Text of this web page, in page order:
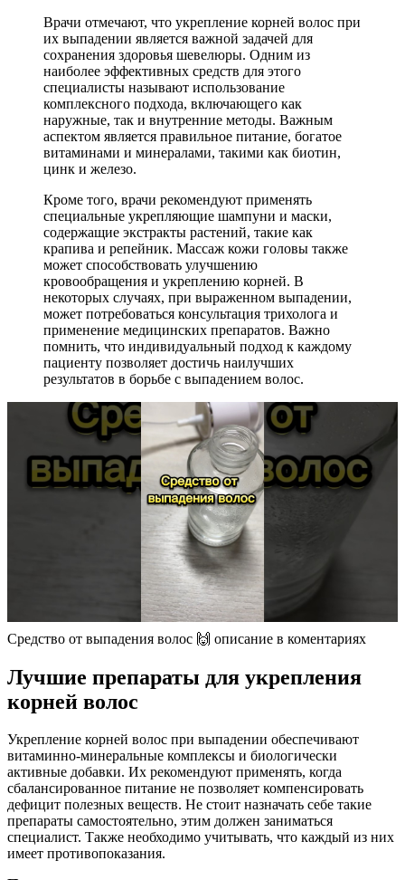
Врачи отмечают, что укрепление корней волос при
их выпадении является важной задачей для
сохранения здоровья шевелюры. Одним из
наиболее эффективных средств для этого
специалисты называют использование
комплексного подхода, включающего как
наружные, так и внутренние методы. Важным
аспектом является правильное питание, богатое
витаминами и минералами, такими как биотин,
цинк и железо.
Кроме того, врачи рекомендуют применять
специальные укрепляющие шампуни и маски,
содержащие экстракты растений, такие как
крапива и репейник. Массаж кожи головы также
может способствовать улучшению
кровообращения и укреплению корней. В
некоторых случаях, при выраженном выпадении,
может потребоваться консультация трихолога и
применение медицинских препаратов. Важно
помнить, что индивидуальный подход к каждому
пациенту позволяет достичь наилучших
результатов в борьбе с выпадением волос.
Средство от выпадения волос 🙌 описание в коментариях
Лучшие препараты для укрепления
корней волос
Укрепление корней волос при выпадении обеспечивают
витаминно-минеральные комплексы и биологически
активные добавки. Их рекомендуют применять, когда
сбалансированное питание не позволяет компенсировать
дефицит полезных веществ. Не стоит назначать себе такие
препараты самостоятельно, этим должен заниматься
специалист. Также необходимо учитывать, что каждый из них
имеет противопоказания.